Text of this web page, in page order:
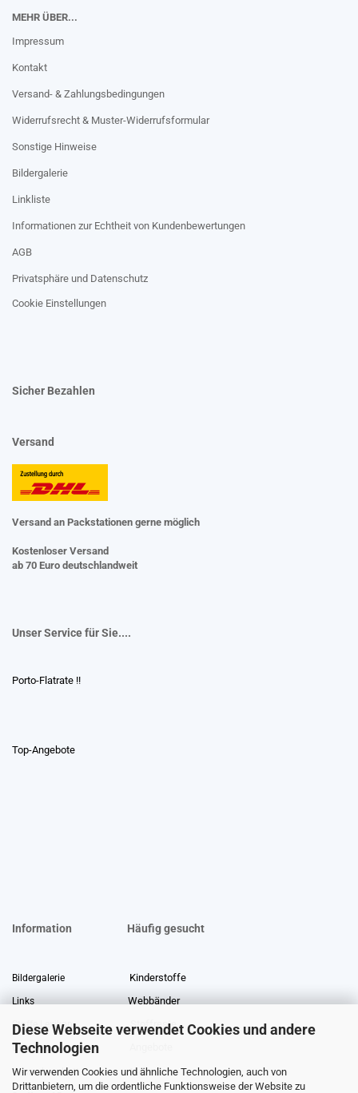
Diese Webseite verwendet Cookies und andere
Technologien
Wir verwenden Cookies und ähnliche Technologien, auch von
Drittanbietern, um die ordentliche Funktionsweise der Website zu
MEHR ÜBER...
Impressum
Kontakt
Versand- & Zahlungsbedingungen
Widerrufsrecht & Muster-Widerrufsformular
Sonstige Hinweise
Bildergalerie
Linkliste
Informationen zur Echtheit von Kundenbewertungen
AGB
Privatsphäre und Datenschutz
Cookie Einstellungen
Sicher Bezahlen
Versand
Versand an Packstationen gerne möglich
Kostenloser Versand
ab 70 Euro deutschlandweit
Unser Service für Sie....
Porto-Flatrate !!
Top-Angebote
Information Häufig gesucht
Bildergalerie Kinderstoffe
Links Webbänder
Stoffe Lexikon Stoffreste
Über uns
Gewerberabatt Meterware